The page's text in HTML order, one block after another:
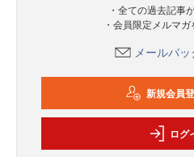
・全ての過去記事
・会員限定メルマ
メールバ
新規会員
ログ